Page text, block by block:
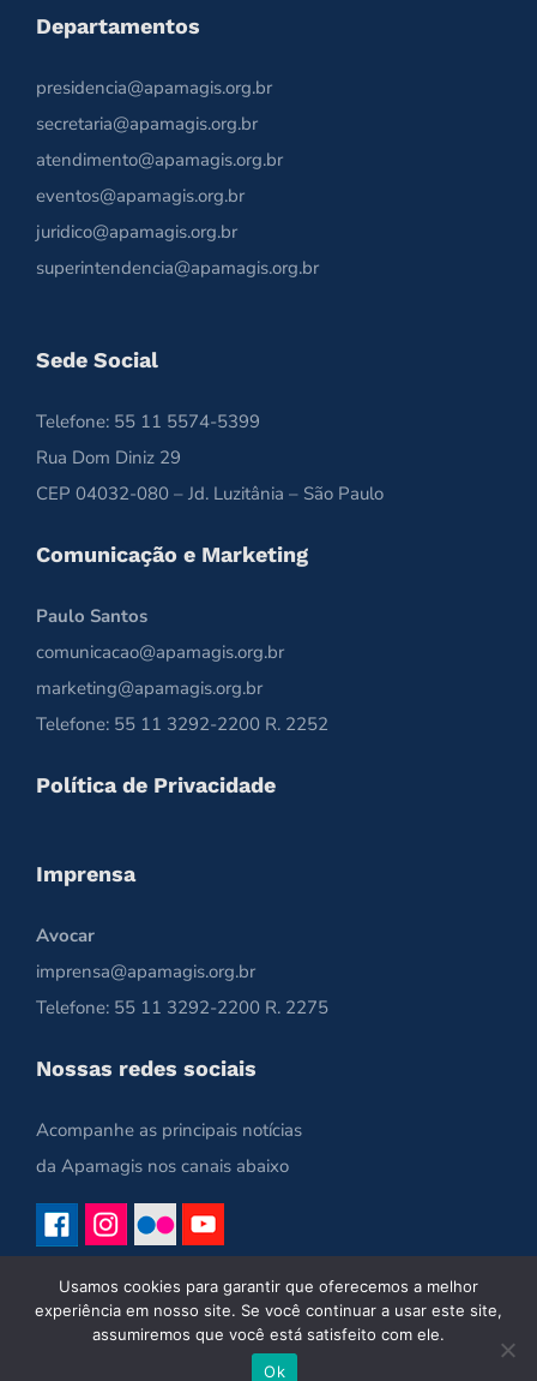
Departamentos
presidencia@apamagis.org.br
secretaria@apamagis.org.br
atendimento@apamagis.org.br
eventos@apamagis.org.br
juridico@apamagis.org.br
superintendencia@apamagis.org.br
Sede Social
Telefone: 55 11 5574-5399
Rua Dom Diniz 29
CEP 04032-080 – Jd. Luzitânia – São Paulo
Comunicação e Marketing
Paulo Santos
comunicacao@apamagis.org.br
marketing@apamagis.org.br
Telefone: 55 11 3292-2200 R. 2252
Política de Privacidade
Imprensa
Avocar
imprensa@apamagis.org.br
Telefone: 55 11 3292-2200 R. 2275
Nossas redes sociais
Acompanhe as principais notícias
da Apamagis nos canais abaixo
Usamos cookies para garantir que oferecemos a melhor
experiência em nosso site. Se você continuar a usar este site,
assumiremos que você está satisfeito com ele.
Ok